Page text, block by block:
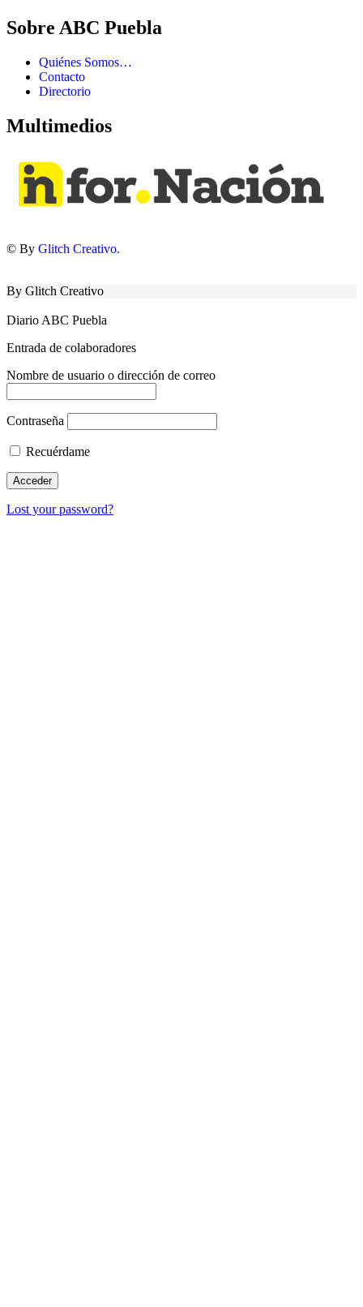
Sobre ABC Puebla
Quiénes Somos…
Contacto
Directorio
Multimedios
© By Glitch Creativo.
By Glitch Creativo
Diario ABC Puebla
Entrada de colaboradores
Nombre de usuario o dirección de correo
Contraseña
Recuérdame
Lost your password?